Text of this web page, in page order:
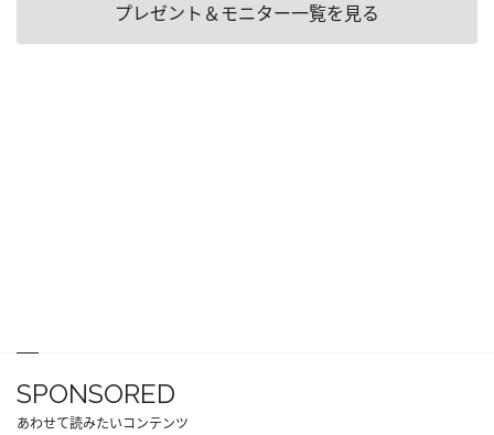
プレゼント＆モニター一覧を見る
SPONSORED
あわせて読みたいコンテンツ